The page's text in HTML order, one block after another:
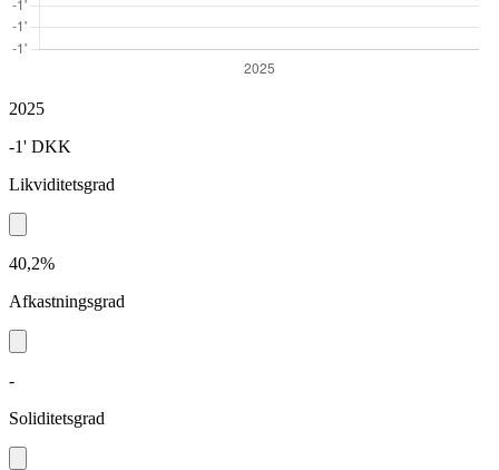
2025
-1' DKK
Likviditetsgrad
40,2%
Afkastningsgrad
-
Soliditetsgrad